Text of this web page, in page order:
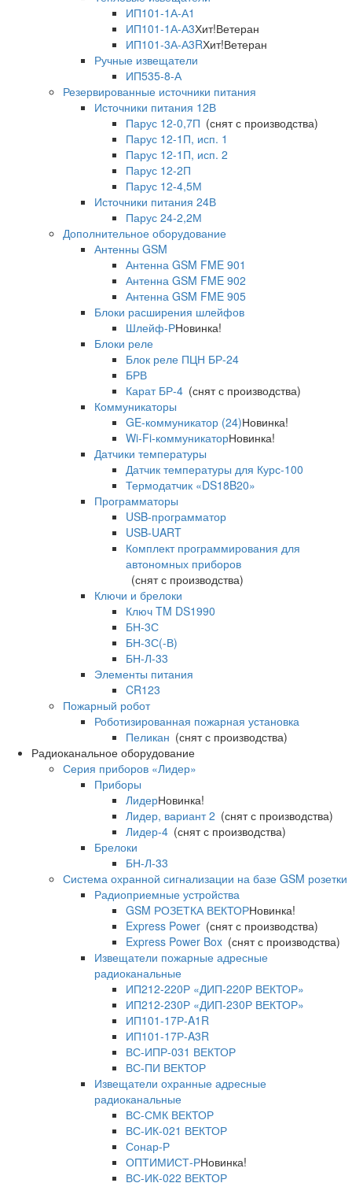
ИП101-1А-А1
ИП101-1А-А3Хит!Ветеран
ИП101-3А-А3RХит!Ветеран
Ручные извещатели
ИП535-8-А
Резервированные источники питания
Источники питания 12В
Парус 12-0,7П (снят с производства)
Парус 12-1П, исп. 1
Парус 12-1П, исп. 2
Парус 12-2П
Парус 12-4,5М
Источники питания 24В
Парус 24-2,2М
Дополнительное оборудование
Антенны GSM
Антенна GSM FME 901
Антенна GSM FME 902
Антенна GSM FME 905
Блоки расширения шлейфов
Шлейф-РНовинка!
Блоки реле
Блок реле ПЦН БР-24
БРВ
Карат БР-4 (снят с производства)
Коммуникаторы
GE-коммуникатор (24)Новинка!
Wi-Fi-коммуникаторНовинка!
Датчики температуры
Датчик температуры для Курс-100
Термодатчик «DS18B20»
Программаторы
USB-программатор
USB-UART
Комплект программирования для
автономных приборов
(снят с производства)
Ключи и брелоки
Ключ TM DS1990
БН-3С
БН-3С(-В)
БН-Л-33
Элементы питания
CR123
Пожарный робот
Роботизированная пожарная установка
Пеликан (снят с производства)
Радиоканальное оборудование
Серия приборов «Лидер»
Приборы
ЛидерНовинка!
Лидер, вариант 2 (снят с производства)
Лидер-4 (снят с производства)
Брелоки
БН-Л-33
Система охранной сигнализации на базе GSM розетки
Радиоприемные устройства
GSM РОЗЕТКА ВЕКТОРНовинка!
Express Power (снят с производства)
Express Power Box (снят с производства)
Извещатели пожарные адресные
радиоканальные
ИП212-220Р «ДИП-220Р ВЕКТОР»
ИП212-230Р «ДИП-230Р ВЕКТОР»
ИП101-17Р-A1R
ИП101-17Р-A3R
ВС-ИПР-031 ВЕКТОР
ВС-ПИ ВЕКТОР
Извещатели охранные адресные
радиоканальные
ВС-СМК ВЕКТОР
ВС-ИК-021 ВЕКТОР
Сонар-Р
ОПТИМИСТ-РНовинка!
ВС-ИК-022 ВЕКТОР